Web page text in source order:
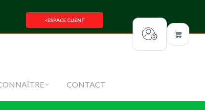
<ESPACE CLIENT
CONTACT
NOUS CONNAÎTRE CONTACT